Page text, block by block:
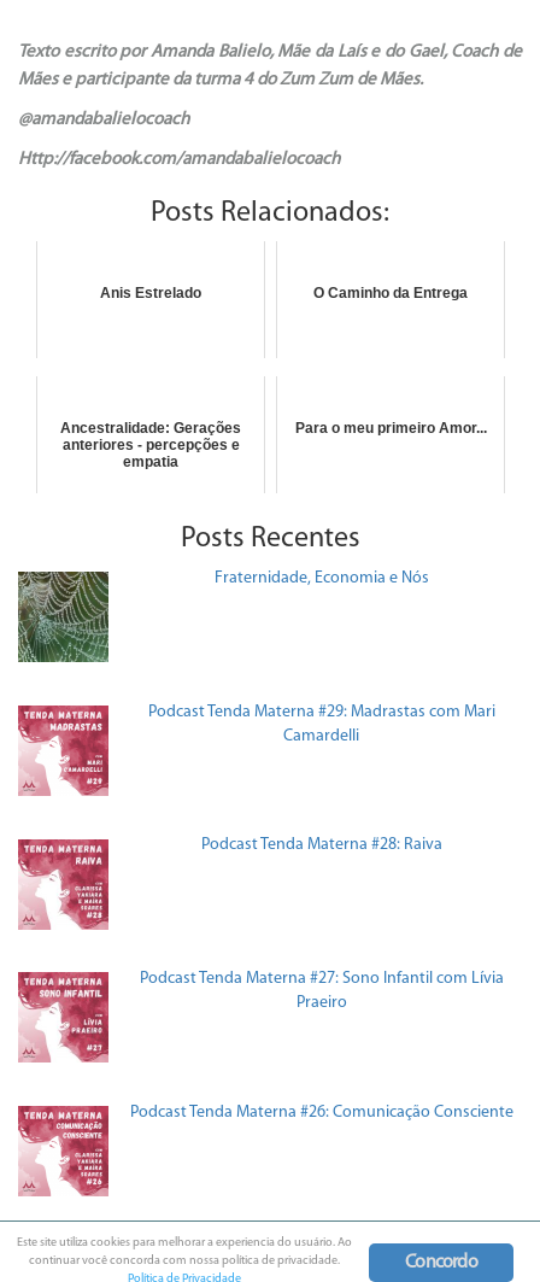
Texto escrito por Amanda Balielo, Mãe da Laís e do Gael, Coach de
Mães e participante da turma 4 do Zum Zum de Mães.
@amandabalielocoach
Http://facebook.com/amandabalielocoach
Posts Relacionados:
Anis Estrelado O Caminho da Entrega
Ancestralidade: Gerações
anteriores - percepções e
empatia
Para o meu primeiro Amor...
Posts Recentes
Fraternidade, Economia e Nós
Podcast Tenda Materna #29: Madrastas com Mari
Camardelli
Podcast Tenda Materna #28: Raiva
Podcast Tenda Materna #27: Sono Infantil com Lívia
Praeiro
Podcast Tenda Materna #26: Comunicação Consciente
Copyright © 2016 - BeeFamily. Todos os Direitos Reservados.
Concordo
Este site utiliza cookies para melhorar a experiencia do usuário. Ao
continuar você concorda com nossa política de privacidade.
Política de Privacidade